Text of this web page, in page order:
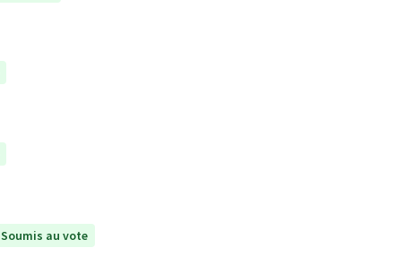
Soumis au vote